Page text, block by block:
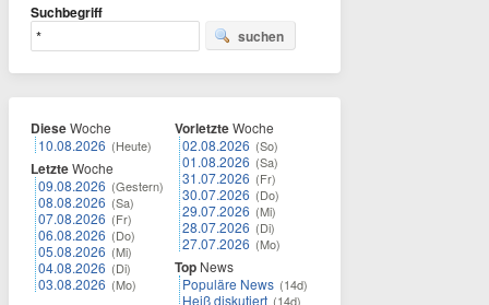
Suchbegriff
suchen
DieseWoche
10.08.2026 (Heute)
LetzteWoche
09.08.2026 (Gestern)
08.08.2026 (Sa)
07.08.2026 (Fr)
06.08.2026 (Do)
05.08.2026 (Mi)
04.08.2026 (Di)
03.08.2026 (Mo)
VorletzteWoche
02.08.2026 (So)
01.08.2026 (Sa)
31.07.2026 (Fr)
30.07.2026 (Do)
29.07.2026 (Mi)
28.07.2026 (Di)
27.07.2026 (Mo)
Top News
Populäre News (14d)
Heiß diskutiert (14d)